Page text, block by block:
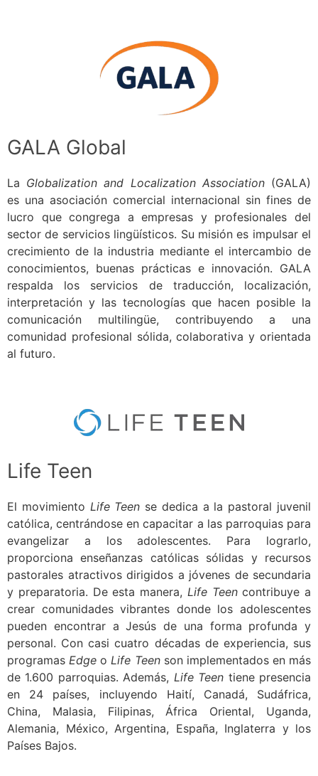
GALA Global
La Globalization and Localization Association(GALA)
es una asociación comercial internacional sin fines de
lucro que congrega a empresas y profesionales del
sector de servicios lingüísticos. Su misión es impulsar el
crecimiento de la industria mediante el intercambio de
conocimientos, buenas prácticas e innovación. GALA
respalda los servicios de traducción, localización,
interpretación y las tecnologías que hacen posible la
comunicación multilingüe, contribuyendo a una
comunidad profesional sólida, colaborativa y orientada
al futuro.
Life Teen
El movimiento Life Teen se dedica a la pastoral juvenil
católica, centrándose en capacitar a las parroquias para
evangelizar a los adolescentes. Para lograrlo,
proporciona enseñanzas católicas sólidas y recursos
pastorales atractivos dirigidos a jóvenes de secundaria
y preparatoria. De esta manera, Life Teencontribuye a
crear comunidades vibrantes donde los adolescentes
pueden encontrar a Jesús de una forma profunda y
personal. Con casi cuatro décadas de experiencia, sus
programas Edge o Life Teenson implementados en más
de 1.600 parroquias. Además, Life Teen tiene presencia
en 24 países, incluyendo Haití, Canadá, Sudáfrica,
China, Malasia, Filipinas, África Oriental, Uganda,
Alemania, México, Argentina, España, Inglaterra y los
Países Bajos.